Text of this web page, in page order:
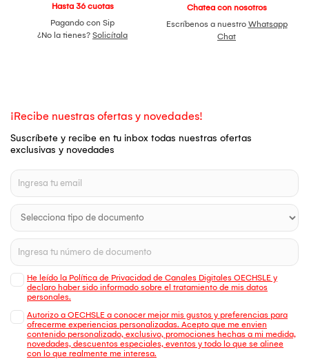
Hasta 36 cuotas
Pagando con Sip
¿No la tienes? Solicítala
Chatea con nosotros
Escríbenos a nuestro Whatsapp
Chat
¡Recibe nuestras ofertas y novedades!
Suscríbete y recibe en tu inbox todas nuestras ofertas
exclusivas y novedades
He leído la Política de Privacidad de Canales Digitales OECHSLE y
declaro haber sido informado sobre el tratamiento de mis datos
personales.
Autorizo a OECHSLE a conocer mejor mis gustos y preferencias para
ofrecerme experiencias personalizadas. Acepto que me envien
contenido personalizado, exclusivo, promociones hechas a mi medida,
novedades, descuentos especiales, eventos y todo lo que se alinee
con lo que realmente me interesa.